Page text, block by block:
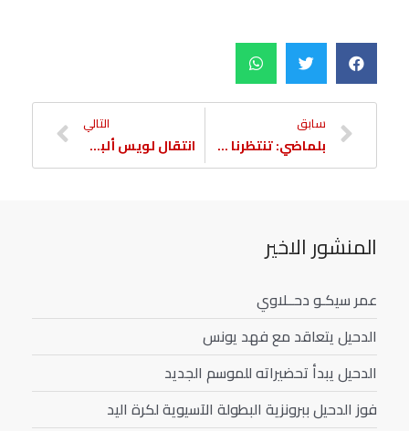
سابق
بلماضي: تنتظرنا مواجهة صعبة أمام الوكرة
التالي
انتقال لويس ألبيرتو إلى نادي الوكرة
المنشور الاخير
عمر سيكـو دحــلاوي
الدحيل يتعاقد مع فهد يونس
الدحيل يبدأ تحضيراته للموسم الجديد
فوز الدحيل ببرونزية البطولة الآسيوية لكرة اليد